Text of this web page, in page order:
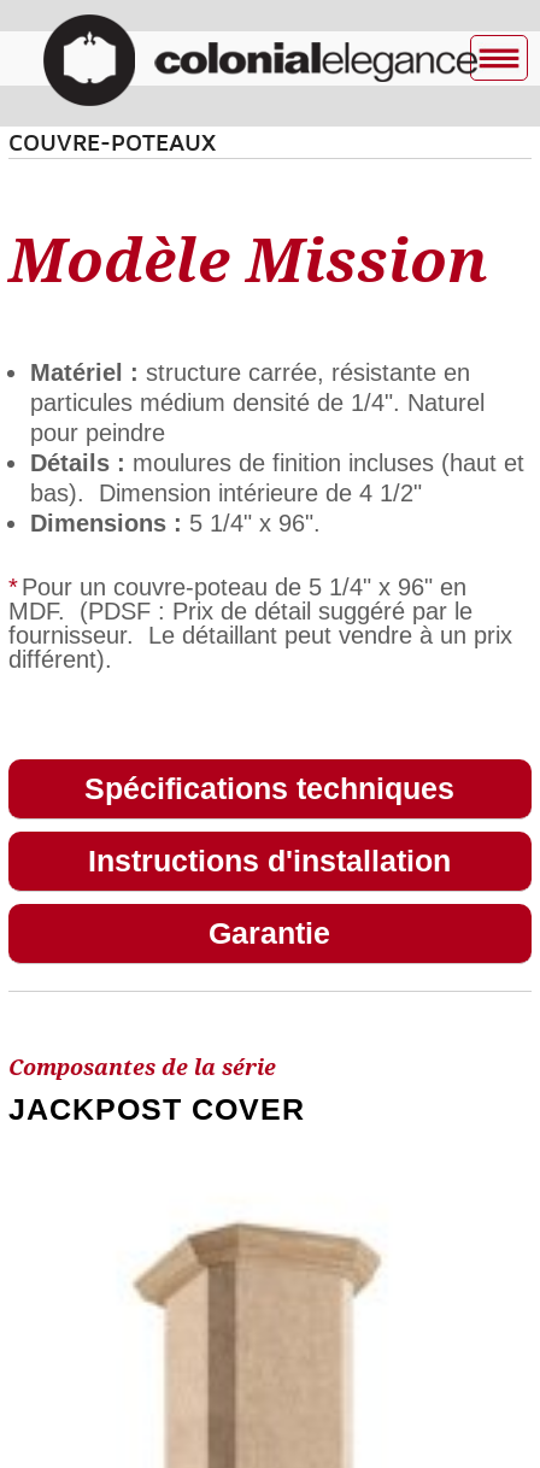
COUVRE-POTEAUX
Modèle Mission
Matériel : structure carrée, résistante en
particules médium densité de 1/4". Naturel
pour peindre
Détails : moulures de finition incluses (haut et
bas). Dimension intérieure de 4 1/2"
Dimensions : 5 1/4" x 96".
*Pour un couvre-poteau de 5 1/4" x 96" en
MDF. (PDSF : Prix de détail suggéré par le
fournisseur. Le détaillant peut vendre à un prix
différent).
Spécifications techniques
Instructions d'installation
Garantie
Composantes de la série
JACKPOST COVER